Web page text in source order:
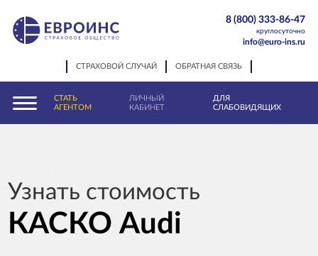
СТРАХОВОЙ СЛУЧАЙ ОБРАТНАЯ СВЯЗЬ
8 (800) 333-86-47
круглосуточно
info@euro-ins.ru
СТАТЬ
АГЕНТОМ
ЛИЧНЫЙ
КАБИНЕТ
ДЛЯ
СЛАБОВИДЯЩИХ
Узнать стоимость
КАСКО Audi